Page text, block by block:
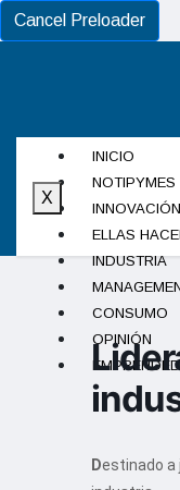
Cancel Preloader
INICIO
NOTIPYMES
INNOVACIÓN
ELLAS
INDUSTRIA
CONSUMO
OPINIÓN
X
Destinado a